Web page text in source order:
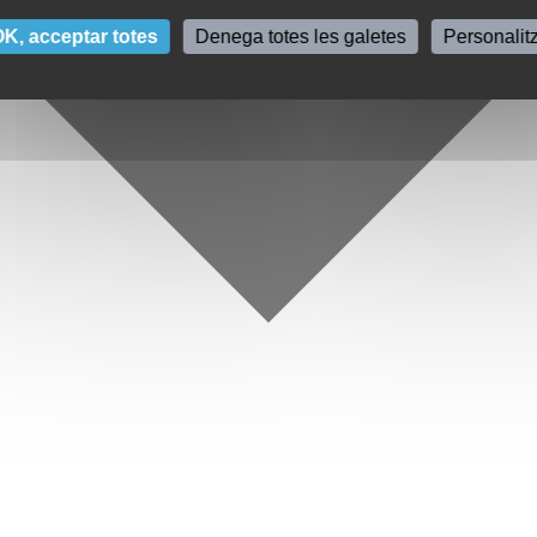
acceptar totes Denega totes les galetes